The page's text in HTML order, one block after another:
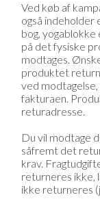
Ved køb af
også indeholder
bog,
på det fysiske
modtages.
produktet
ved
fakturaen.
returadresse.
Du vil modtage
såfremt det
krav.
returneres ikke,
ikke returneres